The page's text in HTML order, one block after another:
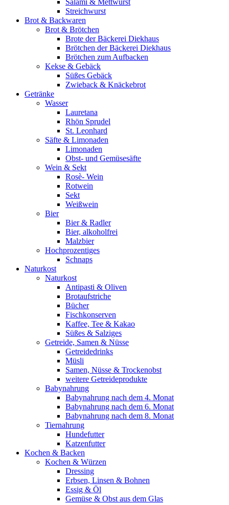
Salami & Mettwurst
Streichwurst
Brot & Backwaren
Brot & Brötchen
Brote der Bäckerei Diekhaus
Brötchen der Bäckerei Diekhaus
Brötchen zum Aufbacken
Kekse & Gebäck
Süßes Gebäck
Zwieback & Knäckebrot
Getränke
Wasser
Lauretana
Rhön Sprudel
St. Leonhard
Säfte & Limonaden
Limonaden
Obst- und Gemüsesäfte
Wein & Sekt
Rosè- Wein
Rotwein
Sekt
Weißwein
Bier
Bier & Radler
Bier, alkoholfrei
Malzbier
Hochprozentiges
Schnaps
Naturkost
Naturkost
Antipasti & Oliven
Brotaufstriche
Bücher
Fischkonserven
Kaffee, Tee & Kakao
Süßes & Salziges
Getreide, Samen & Nüsse
Getreidedrinks
Müsli
Samen, Nüsse & Trockenobst
weitere Getreideprodukte
Babynahrung
Babynahrung nach dem 4. Monat
Babynahrung nach dem 6. Monat
Babynahrung nach dem 8. Monat
Tiernahrung
Hundefutter
Katzenfutter
Kochen & Backen
Kochen & Würzen
Dressing
Erbsen, Linsen & Bohnen
Essig & Öl
Gemüse & Obst aus dem Glas